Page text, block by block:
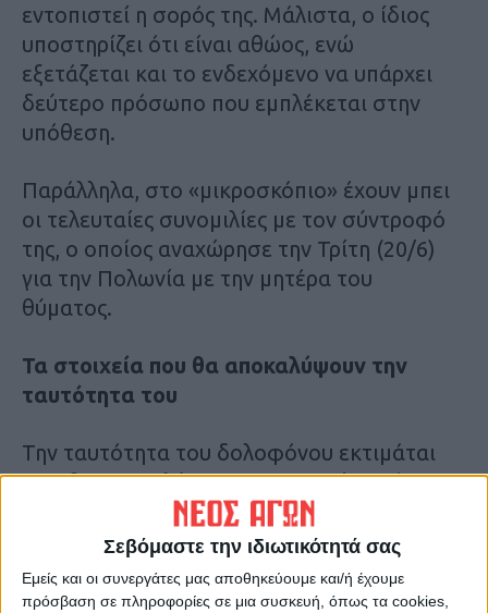
Σεβόμαστε την ιδιωτικότητά σας
Εμείς και οι συνεργάτες μας αποθηκεύουμε και/ή έχουμε
πρόσβαση σε πληροφορίες σε μια συσκευή, όπως τα cookies,
εντοπιστεί η σορός της. Μάλιστα, ο ίδιος
υποστηρίζει ότι είναι αθώος, ενώ
εξετάζεται και το ενδεχόμενο να υπάρχει
δεύτερο πρόσωπο που εμπλέκεται στην
υπόθεση.
Παράλληλα, στο «μικροσκόπιο» έχουν μπει
οι τελευταίες συνομιλίες με τον σύντροφό
της, ο οποίος αναχώρησε την Τρίτη (20/6)
για την Πολωνία με την μητέρα του
θύματος.
Τα στοιχεία που θα αποκαλύψουν την
ταυτότητα του
Την ταυτότητα του δολοφόνου εκτιμάται
πως θα αποκαλύψουν τα στοιχεία από το
κινητό της κοπέλας που είχε πετάξει
άγνωστος χωρίς την κάρτα SIM στο
Μαρμάρι, αλλά και οι ιστολογικές και
τοξικολογικές εξετάσεις τα αποτελέσματα